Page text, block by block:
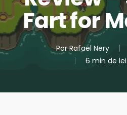
Fart for
Por Rafael Nery
6 min de